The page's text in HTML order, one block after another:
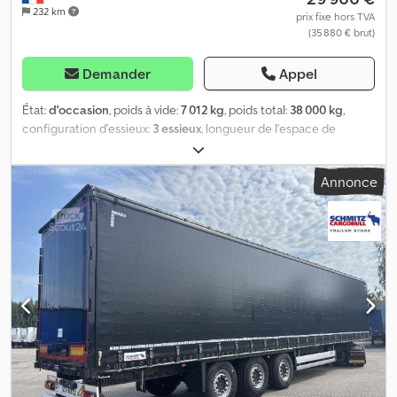
232 km
prix fixe hors TVA
(35 880 € brut)
Demander Appel
État:d'occasion, poids à vide:7 012 kg, poids total: 38 000 kg,
configuration d'essieux: 3 essieux, longueur de l'espace de
, largeur de l’espace de chargement:
2 480 mm, hauteur de l'espace de chargement:2 780 mm, volume
de l'espace de chargement: 93 m³, suspension:air, dimension des
385/65 R22,5, couleur:rouge , Année de construction:
2025, type d'engrenage:mécanique , Équipement:ABS, hayon
élévateur
, Poids à vide : 7 012 kg, poids total autorisé : 38 000 kg,
arrimage des charges avec certificat, volume de chargement
(L x l x h) : 13 620 mm x 2 480 mm x 2 780 mm, taille des pneus :
385/65 R22,5, certificat DIN EN 12642 (code XL), volume de
chargement : 93 m³, premier essieu : , deuxième essieu : , troisième
essieu : , suspension pneumatique, dispositif anti-encastrement,
hayon : Dhollandia, système de freinage électronique EBS,
support pour extincteur, coffre à outils, porte-roue de secours
(2 x), châssis boulonné, toit coulissant, connecteur 1 x 15 et
Annonce